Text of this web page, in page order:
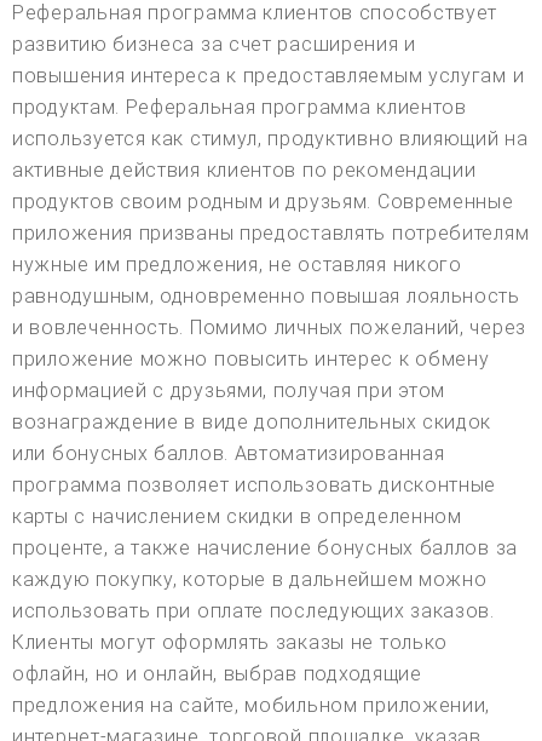
Реферальная программа клиентов способствует
развитию бизнеса за счет расширения и
повышения интереса к предоставляемым услугам и
продуктам. Реферальная программа клиентов
используется как стимул, продуктивно влияющий на
активные действия клиентов по рекомендации
продуктов своим родным и друзьям. Современные
приложения призваны предоставлять потребителям
нужные им предложения, не оставляя никого
равнодушным, одновременно повышая лояльность
и вовлеченность. Помимо личных пожеланий, через
приложение можно повысить интерес к обмену
информацией с друзьями, получая при этом
вознаграждение в виде дополнительных скидок
или бонусных баллов. Автоматизированная
программа позволяет использовать дисконтные
карты с начислением скидки в определенном
проценте, а также начисление бонусных баллов за
каждую покупку, которые в дальнейшем можно
использовать при оплате последующих заказов.
Клиенты могут оформлять заказы не только
офлайн, но и онлайн, выбрав подходящие
предложения на сайте, мобильном приложении,